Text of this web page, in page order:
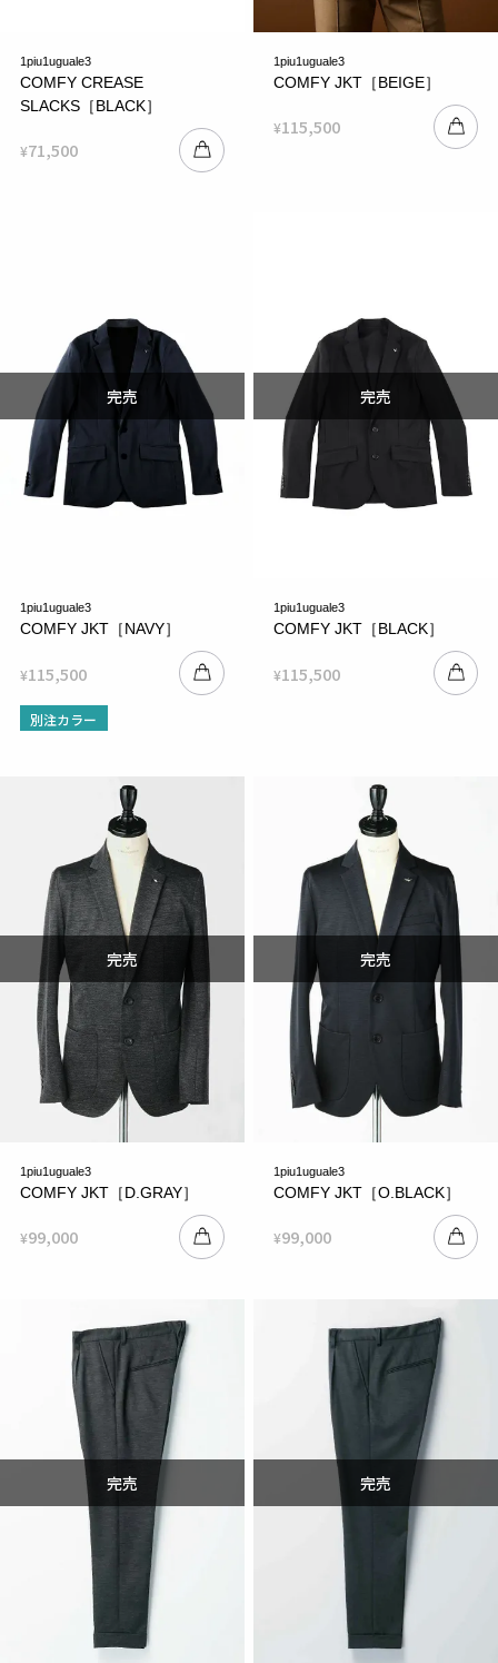
1piu1uguale3
COMFY CREASE
SLACKS［BLACK］
¥71,500
1piu1uguale3
COMFY JKT［BEIGE］
¥115,500
1piu1uguale3
COMFY JKT［NAVY］
¥115,500
別注カラー
1piu1uguale3
COMFY JKT［BLACK］
¥115,500
1piu1uguale3
COMFY JKT［D.GRAY］
¥99,000
1piu1uguale3
COMFY JKT［O.BLACK］
¥99,000